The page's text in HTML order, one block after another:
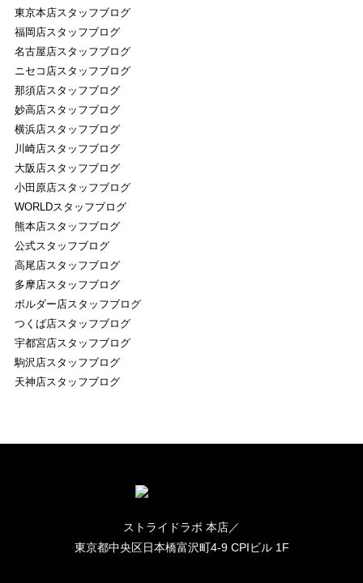
東京本店スタッフブログ
福岡店スタッフブログ
名古屋店スタッフブログ
ニセコ店スタッフブログ
那須店スタッフブログ
妙高店スタッフブログ
横浜店スタッフブログ
川崎店スタッフブログ
大阪店スタッフブログ
小田原店スタッフブログ
WORLDスタッフブログ
熊本店スタッフブログ
公式スタッフブログ
高尾店スタッフブログ
多摩店スタッフブログ
ボルダー店スタッフブログ
つくば店スタッフブログ
宇都宮店スタッフブログ
駒沢店スタッフブログ
天神店スタッフブログ
ストライドラボ 本店／
東京都中央区日本橋富沢町4-9 CPIビル 1F